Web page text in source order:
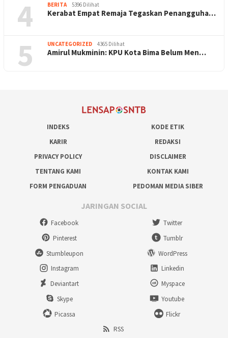
4 BERITA 5396 Dilihat
Kerabat Empat Remaja Tegaskan Penangguha…
5 UNCATEGORIZED 4365 Dilihat
Amirul Mukminin: KPU Kota Bima Belum Men…
INDEKS
KODE ETIK
KARIR
REDAKSI
PRIVACY POLICY
DISCLAIMER
TENTANG KAMI
KONTAK KAMI
FORM PENGADUAN
PEDOMAN MEDIA SIBER
JARINGAN SOCIAL
Facebook
Twitter
Pinterest
Tumblr
Stumbleupon
WordPress
Instagram
Linkedin
Deviantart
Myspace
Skype
Youtube
Picassa
Flickr
RSS